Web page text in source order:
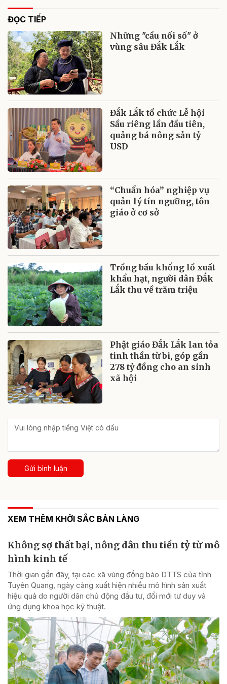
ĐỌC TIẾP
Những "cầu nối số" ở
vùng sâu Đắk Lắk
Đắk Lắk tổ chức Lễ hội
Sầu riêng lần đầu tiên,
quảng bá nông sản tỷ
USD
“Chuẩn hóa” nghiệp vụ
quản lý tín ngưỡng, tôn
giáo ở cơ sở
Trồng bầu khổng lồ xuất
khẩu hạt, người dân Đắk
Lắk thu về trăm triệu
Phật giáo Đắk Lắk lan tỏa
tinh thần từ bi, góp gần
278 tỷ đồng cho an sinh
xã hội
Gửi bình luận
XEM THÊM KHỞI SẮC BẢN LÀNG
Không sợ thất bại, nông dân thu tiền tỷ từ mô
hình kinh tế
Thời gian gần đây, tại các xã vùng đồng bào DTTS của tỉnh
Tuyên Quang, ngày càng xuất hiện nhiều mô hình sản xuất
hiệu quả do người dân chủ động đầu tư, đổi mới tư duy và
ứng dụng khoa học kỹ thuật.